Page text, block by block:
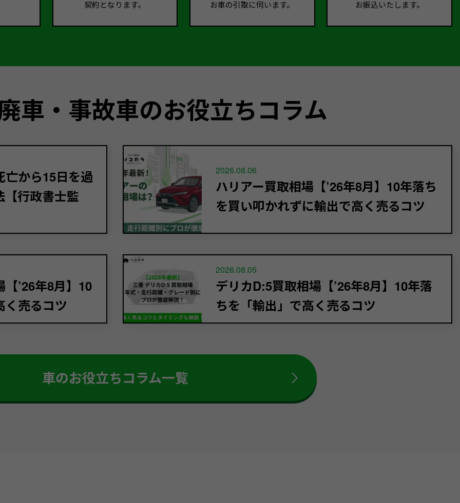
契約となります。
お車の引取に伺います。
お振込いたします。
車・事故車のお役立ちコラム
亡から15日を過
【行政書士監
2026.08.06
ハリアー買取相場【’26年8月】10年落ち
を買い叩かれずに輸出で高く売るコツ
’26年8月】10
く売るコツ
2026.08.05
デリカD:5買取相場【’26年8月】10年落
ちを「輸出」で高く売るコツ
車のお役立ちコラム一覧